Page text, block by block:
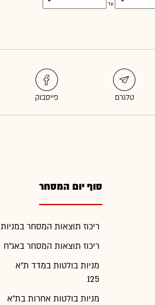
עד
סוף יום המסחר
ריכוז תוצאות המסחר במניות
ריכוז תוצאות המסחר באג"ח
מניות בולטות במדד ת"א
125
מניות בולטות אחרות בת"א